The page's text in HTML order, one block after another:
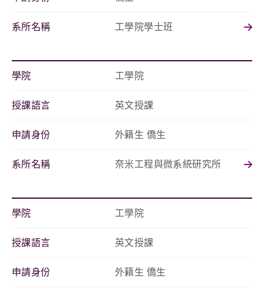
系所名稱 工學院學士班
學院 工學院
授課語言 英文授課
申請身份 外籍生 僑生
系所名稱 奈米工程與微系統研究所
學院 工學院
授課語言 英文授課
申請身份 外籍生 僑生